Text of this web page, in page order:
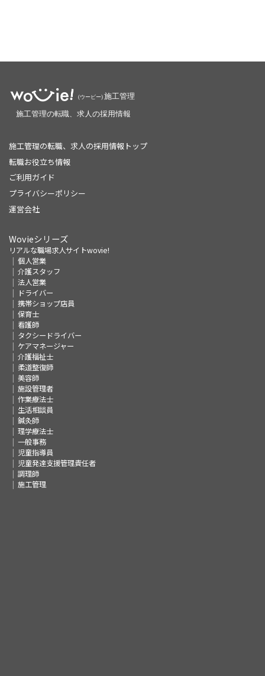
施工管理の転職、求人の採用情報トップ
転職お役立ち情報
ご利用ガイド
プライバシーポリシー
運営会社
Wovieシリーズ
リアルな職場求人サイトwovie!
個人営業
介護スタッフ
法人営業
ドライバー
携帯ショップ店員
保育士
看護師
タクシードライバー
ケアマネージャー
介護福祉士
柔道整復師
美容師
施設管理者
作業療法士
生活相談員
鍼灸師
理学療法士
一般事務
児童指導員
児童発達支援管理責任者
調理師
施工管理